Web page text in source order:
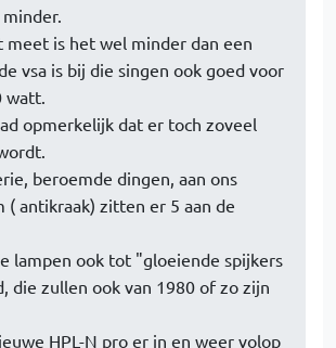
meet is het wel minder dan een
vsa is bij die singen ook goed voor
watt.
opmerkelijk dat er toch zoveel
beroemde dingen, aan ons
( antikraak) zitten er 5 aan de
lampen ook tot "gloeiende spijkers
die zullen ook van 1980 of zo zijn
HPL-N pro er in en weer volop